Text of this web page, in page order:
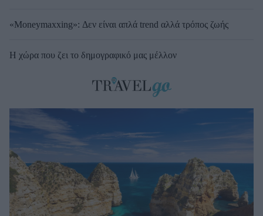
«Moneymaxxing»: Δεν είναι απλά trend αλλά τρόπος ζωής
Η χώρα που ζει το δημογραφικό μας μέλλον